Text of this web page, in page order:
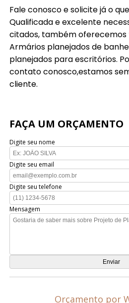
Fale conosco e solicite já o
Qualificada e excelente
citados, também
Armários planejados de
planejados para escritórios.
contato conosco,estamos
cliente.
FAÇA UM ORÇAMENTO
Digite seu nome
Digite seu email
Digite seu telefone
Mensagem
Orçamento por